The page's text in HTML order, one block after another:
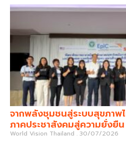
จากพลังชุมชนสู่ระบบสุขภาพ
ภาคประชาสังคมสู่ความยั่งยืน
World Vision Thailand 30/07/2026